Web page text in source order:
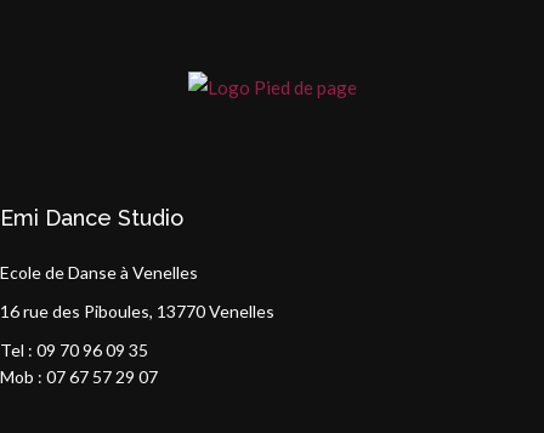
Emi Dance Studio
Ecole de Danse à Venelles
16 rue des Piboules, 13770 Venelles
Tel : 09 70 96 09 35
Mob : 07 67 57 29 07